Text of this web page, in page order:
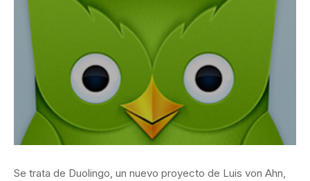
Se trata de Duolingo, un nuevo proyecto de Luis von Ahn,